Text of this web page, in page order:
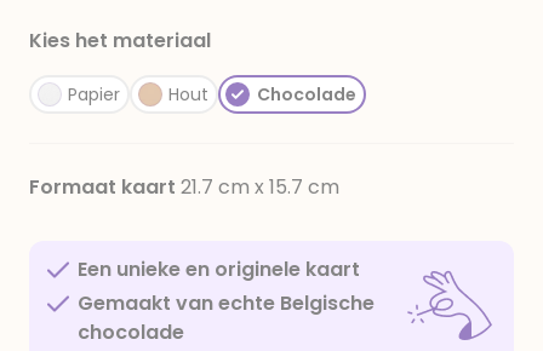
Kies het materiaal
Papier Hout Chocolade
Formaat kaart 21.7 cm x 15.7 cm
Een unieke en originele kaart
Gemaakt van echte Belgische
chocolade